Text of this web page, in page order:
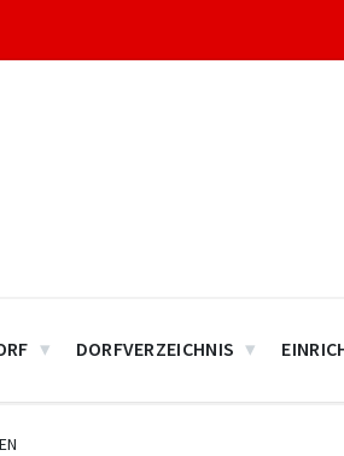
DORFVERZEICHNIS